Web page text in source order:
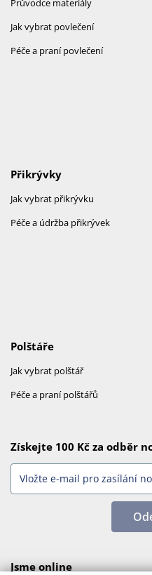
Průvodce materiály
Jak vybrat povlečení
Péče a praní povlečení
Přikrývky
Jak vybrat přikrývku
Péče a údržba přikrývek
Polštáře
Jak vybrat polštář
Péče a praní polštářů
Získejte 100 Kč za odběr
Jsme online